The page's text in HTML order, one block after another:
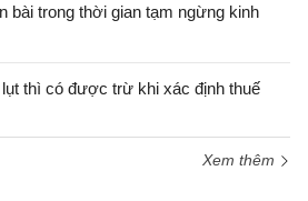
bài trong thời gian tạm ngừng kinh
thì có được trừ khi xác định thuế
Xem thêm